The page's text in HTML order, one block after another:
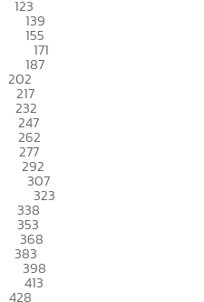
123
139
155
171
187
202
217
232
247
262
277
292
307
323
338
353
368
383
398
413
428